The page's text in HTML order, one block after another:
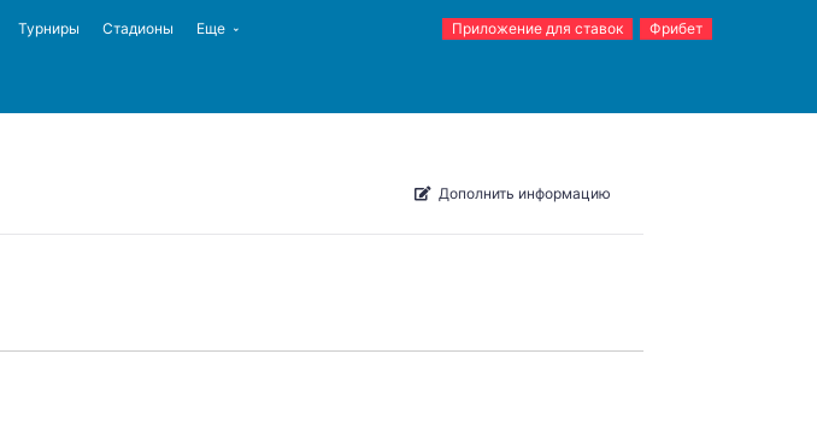
Турниры Стадионы Еще Приложение для ставок Фрибет
Дополнить информацию